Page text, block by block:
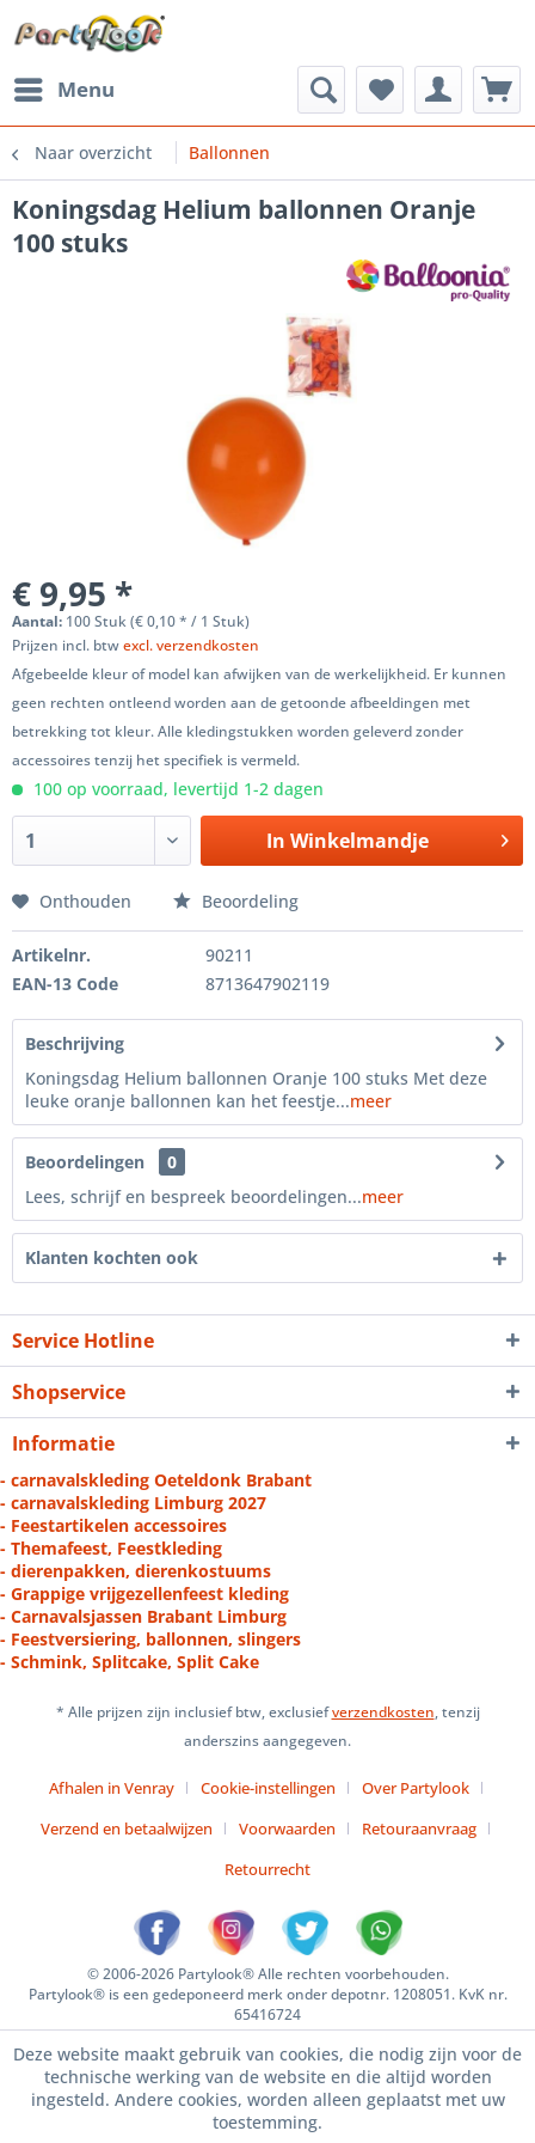
Menu
Naar overzicht Ballonnen
Koningsdag Helium ballonnen Oranje
100 stuks
€ 9,95 *
Aantal: 100 Stuk (€ 0,10 * / 1 Stuk)
Prijzen incl. btwexcl. verzendkosten
Afgebeelde kleur of model kan afwijken van de werkelijkheid. Er kunnen
geen rechten ontleend worden aan de getoonde afbeeldingen met
betrekking tot kleur. Alle kledingstukken worden geleverd zonder
accessoires tenzij het specifiek is vermeld.
100 op voorraad, levertijd 1-2 dagen
In Winkelmandje
Onthouden Beoordeling
Artikelnr.
90211
EAN-13 Code
8713647902119
Beschrijving
Koningsdag Helium ballonnen Oranje 100 stuks Met deze
leuke oranje ballonnen kan het feestje...meer
Beoordelingen
0
Lees, schrijf en bespreek beoordelingen...meer
Klanten kochten ook
Service Hotline
Shopservice
Informatie
- carnavalskleding Oeteldonk Brabant
- carnavalskleding Limburg 2027
- Feestartikelen accessoires
- Themafeest, Feestkleding
- dierenpakken, dierenkostuums
- Grappige vrijgezellenfeest kleding
- Carnavalsjassen Brabant Limburg
- Feestversiering, ballonnen, slingers
- Schmink, Splitcake, Split Cake
* Alle prijzen zijn inclusief btw, exclusiefverzendkosten, tenzij
anderszins aangegeven.
Afhalen in Venray Cookie-instellingen
Over Partylook
Verzend en betaalwijzen
Voorwaarden
Retouraanvraag
Retourrecht
© 2006-2026 Partylook® Alle rechten voorbehouden.
Partylook® is een gedeponeerd merk onder depotnr. 1208051. KvK nr.
65416724
Deze website maakt gebruik van cookies, die nodig zijn voor de
technische werking van de website en die altijd worden
ingesteld. Andere cookies, worden alleen geplaatst met uw
toestemming.